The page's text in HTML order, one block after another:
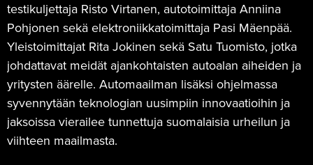
testikuljettaja Risto Virtanen, autotoimittaja Anniina
Pohjonen sekä elektroniikkatoimittaja Pasi Mäenpää.
Yleistoimittajat Rita Jokinen sekä Satu Tuomisto, jotka
johdattavat meidät ajankohtaisten autoalan aiheiden ja
yritysten äärelle. Automaailman lisäksi ohjelmassa
syvennytään teknologian uusimpiin innovaatioihin ja
jaksoissa vierailee tunnettuja suomalaisia urheilun ja
viihteen maailmasta.